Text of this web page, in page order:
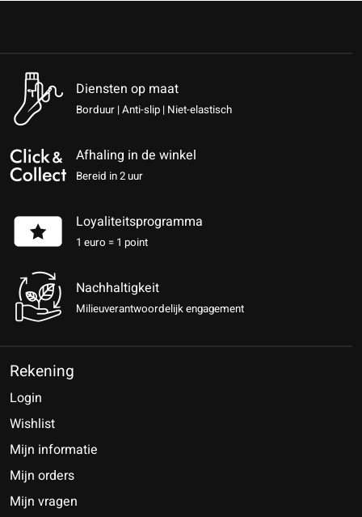
Diensten op maat
Borduur | Anti-slip | Niet-elastisch
Afhaling in de winkel
Bereid in 2 uur
Loyaliteitsprogramma
1 euro = 1 point
Nachhaltigkeit
Milieuverantwoordelijk engagement
Rekening
Login
Wishlist
Mijn informatie
Mijn orders
Mijn vragen